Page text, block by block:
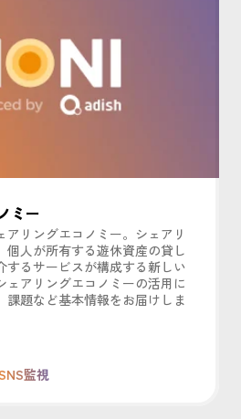
ミー
アリングエコノミー。シェアリ
個人が所有する遊休資産の貸し
するサービスが構成する新しい
ェアリングエコノミーの活用に
課題など基本情報をお届けしま
監視